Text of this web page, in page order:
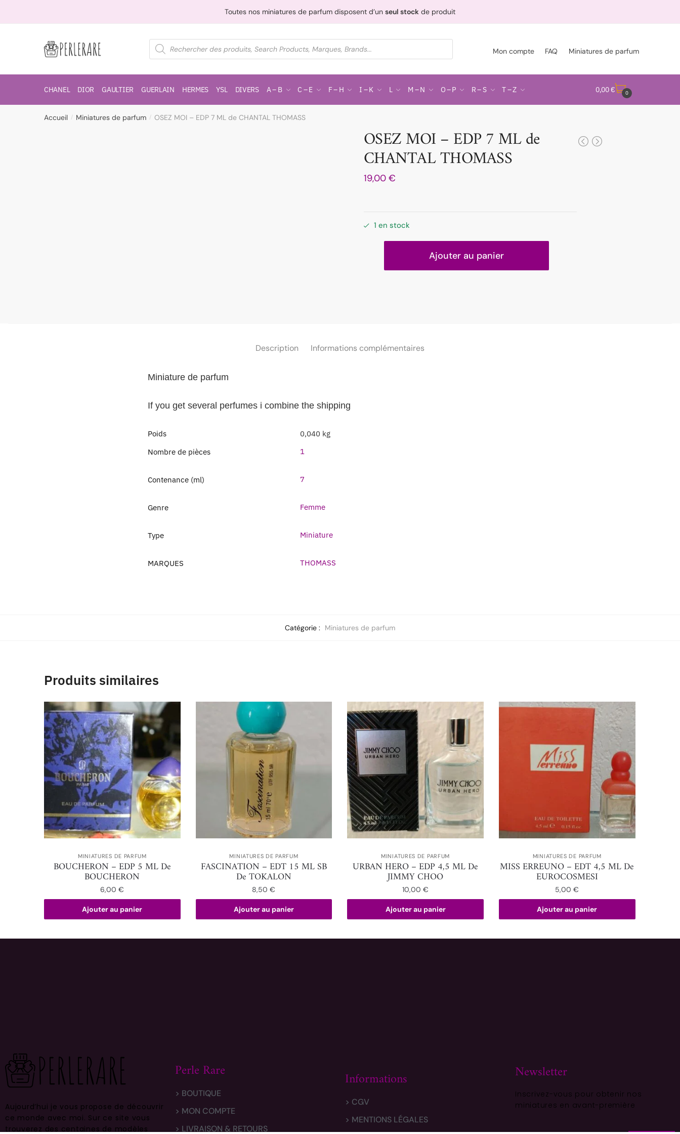
Toutes nos miniatures de parfum disposent d’un seul stock de produit
Mon compte FAQ Miniatures de parfum
CHANEL DIOR GAULTIER GUERLAIN HERMES YSL DIVERS A – B C – E F – H I – K L M – N O – P R – S T – Z 0,00 € 0
Accueil / Miniatures de parfum / OSEZ MOI – EDP 7 ML de CHANTAL THOMASS
OSEZ MOI – EDP 7 ML de
CHANTAL THOMASS
19,00 €
1 en stock
Ajouter au panier
Description Informations complémentaires
Miniature de parfum
If you get several perfumes i combine the shipping
Poids
0,040 kg
Nombre de pièces
1
Contenance (ml) 7
Genre Femme
Type Miniature
MARQUES THOMASS
Catégorie : Miniatures de parfum
Produits similaires
MINIATURES DE PARFUM
BOUCHERON – EDP 5 ML De
BOUCHERON
6,00€
Ajouter au panier
MINIATURES DE PARFUM
FASCINATION – EDT 15 ML SB
De TOKALON
8,50€
Ajouter au panier
MINIATURES DE PARFUM
URBAN HERO – EDP 4,5 ML De
JIMMY CHOO
10,00€
Ajouter au panier
MINIATURES DE PARFUM
MISS ERREUNO – EDT 4,5 ML De
EUROCOSMESI
5,00€
Ajouter au panier
Aujourd’hui je vous propose de découvrir
ce monde avec moi. Sur ce site vous
trouverez des centaines de modèles
Perle Rare
> BOUTIQUE
> MON COMPTE
> LIVRAISON & RETOURS
Informations
> CGV
> MENTIONS LÉGALES
Newsletter
Inscrivez-vous pour obtenir nos
miniatures en avant-première